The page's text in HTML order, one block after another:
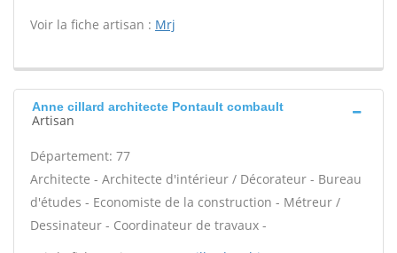
Voir la fiche artisan : Mrj
Anne cillard architecte Pontault combault
Artisan
Département: 77
Architecte - Architecte d'intérieur / Décorateur - Bureau
d'études - Economiste de la construction - Métreur /
Dessinateur - Coordinateur de travaux -